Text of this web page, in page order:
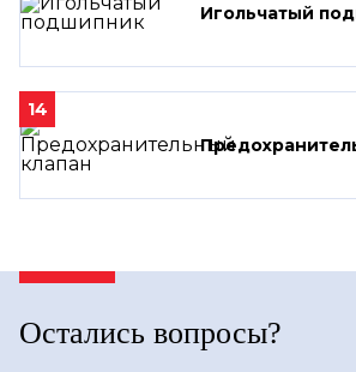
Игольчатый
14
Остались вопросы?